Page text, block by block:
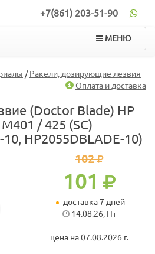
+7(861) 203-51-90
МЕНЮ
/Ракели, дозирующие лезвия
Оплата и доставка
(Doctor Blade) HP
/ 425 (SC)
HP2055DBLADE-10)
102
101
доставка 7 дней
14.08.26, Пт
цена на 07.08.2026 г.